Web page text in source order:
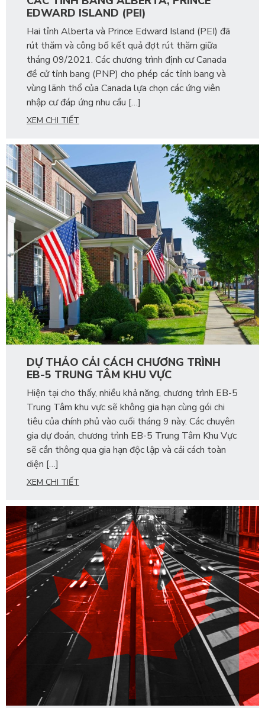
EDWARD ISLAND (PEI)
Hai tỉnh Alberta và Prince Edward Island (PEI) đã
rút thăm và công bố kết quả đợt rút thăm giữa
tháng 09/2021. Các chương trình định cư Canada
đề cử tỉnh bang (PNP) cho phép các tỉnh bang và
vùng lãnh thổ của Canada lựa chọn các ứng viên
nhập cư đáp ứng nhu cầu […]
XEM CHI TIẾT
DỰ THẢO CẢI CÁCH CHƯƠNG TRÌNH
EB-5 TRUNG TÂM KHU VỰC
Hiện tại cho thấy, nhiều khả năng, chương trình EB-5
Trung Tâm khu vực sẽ không gia hạn cùng gói chi
tiêu của chính phủ vào cuối tháng 9 này. Các chuyên
gia dự đoán, chương trình EB-5 Trung Tâm Khu Vực
sẽ cần thông qua gia hạn độc lập và cải cách toàn
diện […]
XEM CHI TIẾT